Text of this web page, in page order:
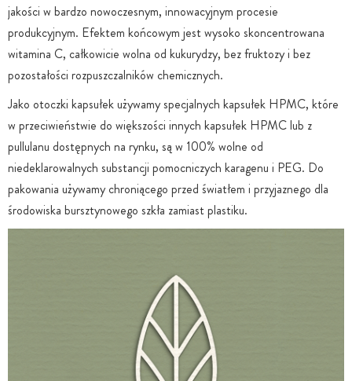
jakości w bardzo nowoczesnym, innowacyjnym procesie
produkcyjnym. Efektem końcowym jest wysoko skoncentrowana
witamina C, całkowicie wolna od kukurydzy, bez fruktozy i bez
pozostałości rozpuszczalników chemicznych.
Jako otoczki kapsułek używamy specjalnych kapsułek HPMC, które
w przeciwieństwie do większości innych kapsułek HPMC lub z
pullulanu dostępnych na rynku, są w 100% wolne od
niedeklarowalnych substancji pomocniczych karagenu i PEG. Do
pakowania używamy chroniącego przed światłem i przyjaznego dla
środowiska bursztynowego szkła zamiast plastiku.